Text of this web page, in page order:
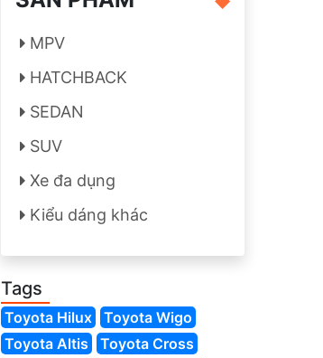
MPV
HATCHBACK
SEDAN
SUV
Xe đa dụng
Kiểu dáng khác
Tags
Toyota Hilux
Toyota Wigo
Toyota Altis
Toyota Cross